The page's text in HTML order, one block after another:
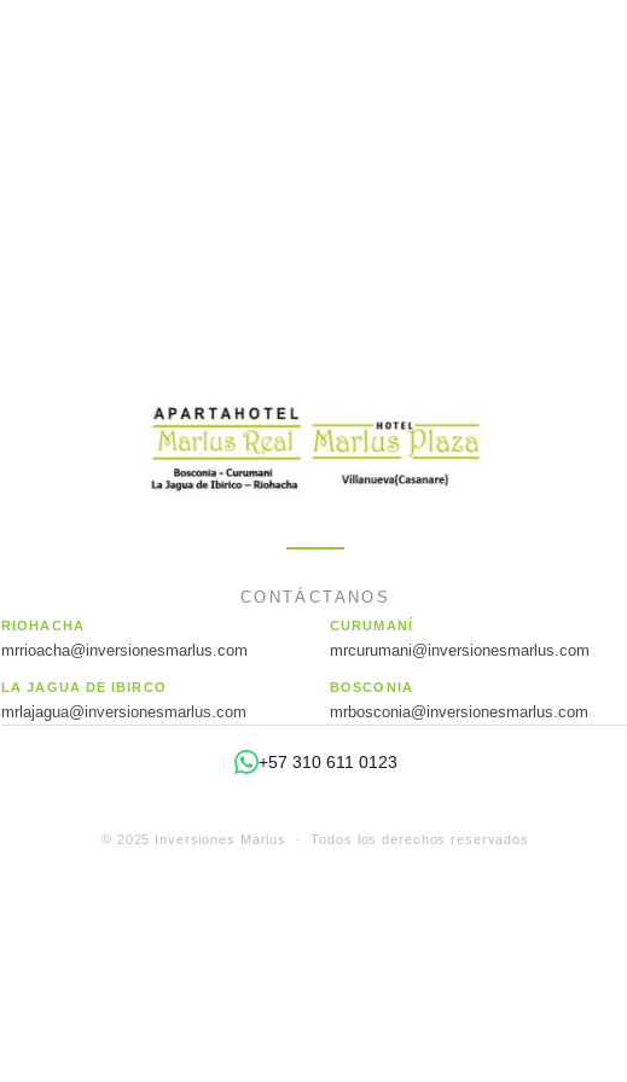
CONTÁCTANOS
RIOHACHA
mrrioacha@inversionesmarlus.com
CURUMANÍ
mrcurumani@inversionesmarlus.com
LA JAGUA DE IBIRCO
mrlajagua@inversionesmarlus.com
BOSCONIA
mrbosconia@inversionesmarlus.com
+57 310 611 0123
© 2025 Inversiones Marlus · Todos los derechos reservados